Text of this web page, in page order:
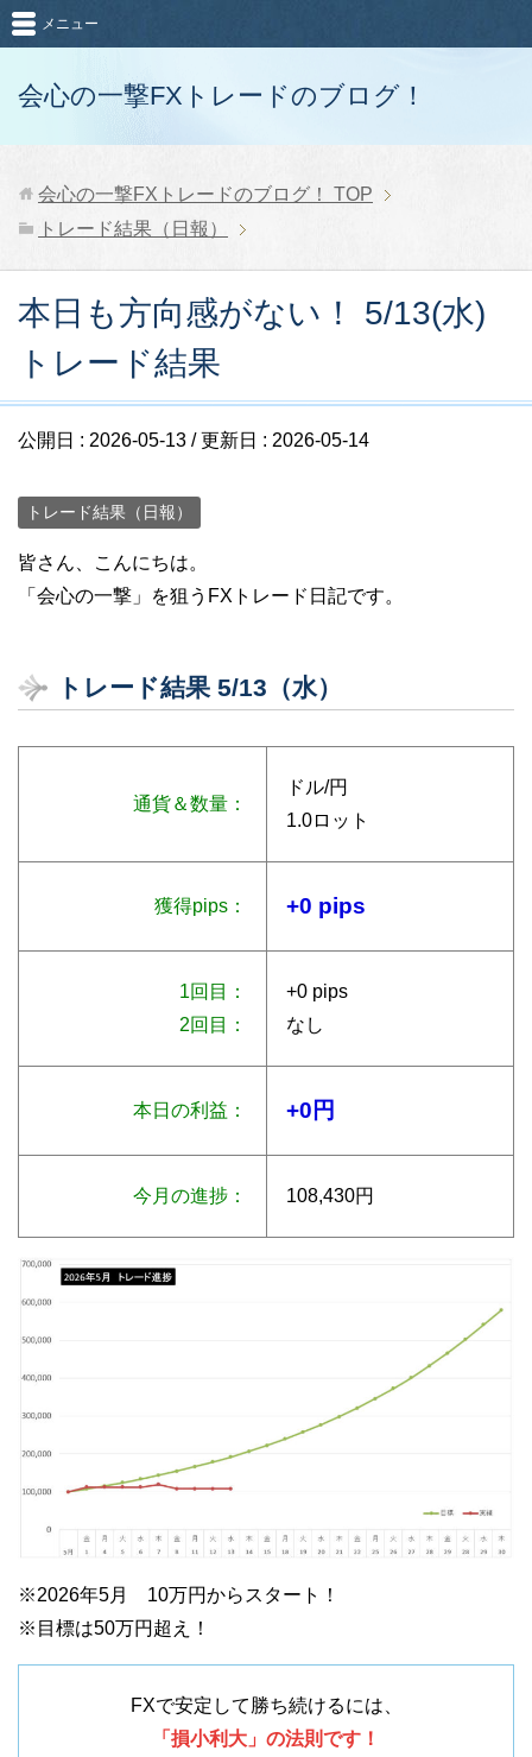
会心の一撃FXトレードのブログ！
メニュー
会心の一撃FXトレードのブログ！
TOP
トレード結果（日報）
本日も方向感がない！ 5/13(水)
トレード結果
公開日 : 2026-05-13 / 更新日 : 2026-05-14
トレード結果（日報）
皆さん、こんにちは。
「会心の一撃」を狙うFXトレード日記です。
トレード結果 5/13（水）
通貨＆数量：
ドル/円
1.0ロット
獲得pips： +0 pips
1回目：
2回目：
+0 pips
なし
本日の利益： +0円
今月の進捗： 108,430円
※2026年5月 10万円からスタート！
※目標は50万円超え！
FXで安定して勝ち続けるには、
「損小利大」の法則です！